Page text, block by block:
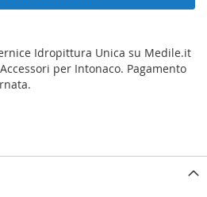
Idropittura Unica su Medile.it
per Intonaco. Pagamento